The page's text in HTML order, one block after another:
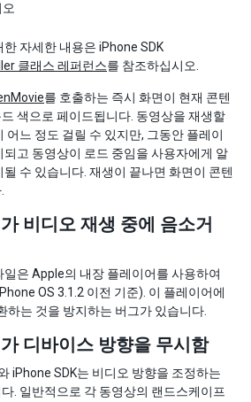
자세한 내용은 iPhone SDK
클래스 레퍼런스를 참조하십시오.
를 호출하는 즉시 화면이 현재 콘텐
색으로 페이드됩니다. 동영상을 재생할
어느 정도 걸릴 수 있지만, 그동안 플레이
고 동영상이 로드 중임을 사용자에게 알
수 있습니다. 재생이 끝나면 화면이 콘텐
비디오 재생 중에 음소거
은 Apple의 내장 플레이어를 사용하여
OS 3.1.2 이전 기준). 이 플레이어에
하는 것을 방지하는 버그가 있습니다.
디바이스 방향을 무시함
iPhone SDK는 비디오 방향을 조정하는
. 일반적으로 각 동영상의 랜드스케이프